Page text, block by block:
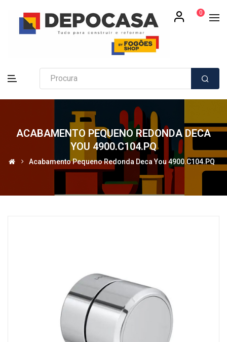
0
ACABAMENTO PEQUENO REDONDA DECA
YOU 4900.C104.PQ
Acabamento Pequeno Redonda Deca You 4900.C104.PQ